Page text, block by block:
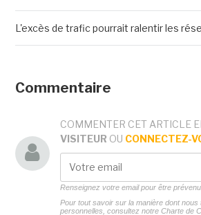
L'excès de trafic pourrait ralentir les
Commentaire
COMMENTER CET ARTICLE
VISITEUR OU CONNECTEZ-
Renseignez votre email pour être
Pour tout savoir sur la manière dont
personnelles, consultez notre Charte de